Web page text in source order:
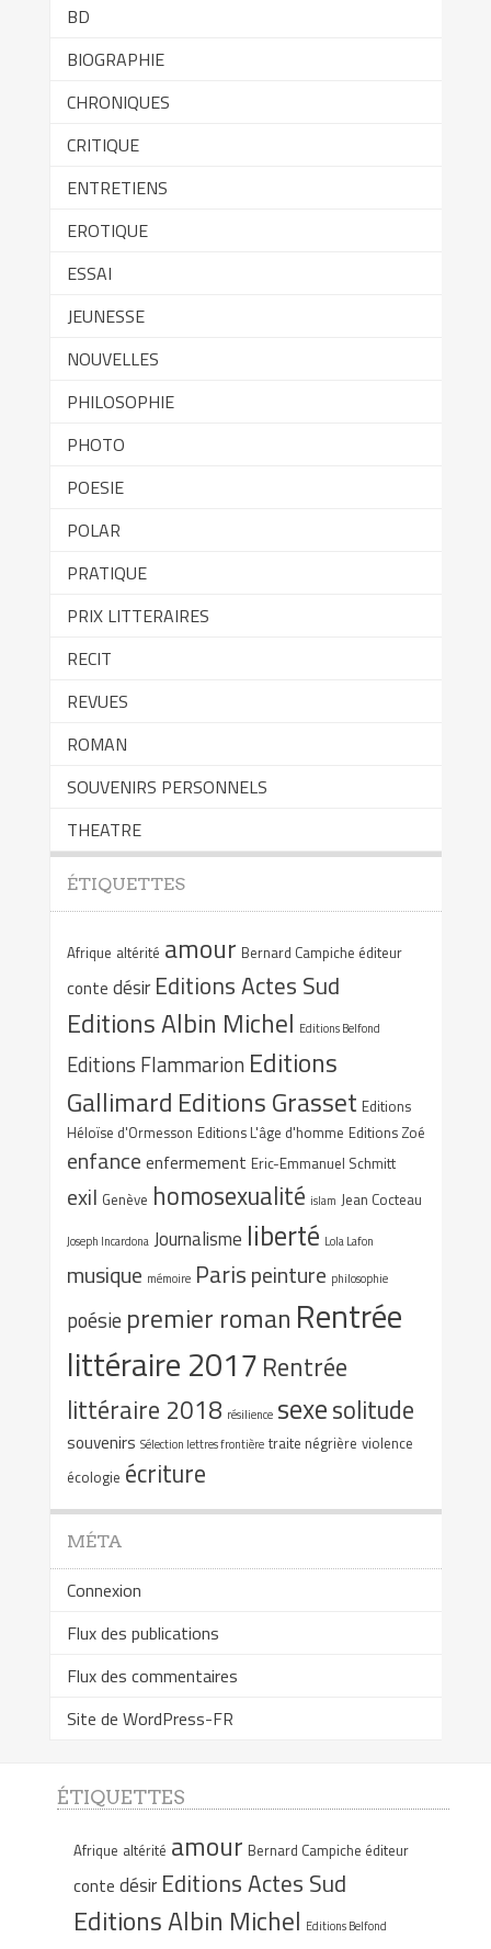
BD
BIOGRAPHIE
CHRONIQUES
CRITIQUE
ENTRETIENS
EROTIQUE
ESSAI
JEUNESSE
NOUVELLES
PHILOSOPHIE
PHOTO
POESIE
POLAR
PRATIQUE
PRIX LITTERAIRES
RECIT
REVUES
ROMAN
SOUVENIRS PERSONNELS
THEATRE
ÉTIQUETTES
Afrique altérité amour Bernard Campiche éditeur
conte désir Editions Actes Sud
Editions Albin Michel Editions Belfond
Editions Flammarion Editions
Gallimard Editions Grasset Editions
Héloïse d'Ormesson Editions L'âge d'homme Editions Zoé
enfance enfermement Eric-Emmanuel Schmitt
exil Genève homosexualité islam Jean Cocteau
Joseph Incardona Journalisme liberté Lola Lafon
musique mémoire Parispeinture philosophie
poésie premier roman Rentrée
littéraire 2017 Rentrée
littéraire 2018 résilience sexesolitude
souvenirs Sélection lettres frontière traite négrière violence
écologie écriture
MÉTA
Connexion
Flux des publications
Flux des commentaires
Site de WordPress-FR
ÉTIQUETTES
Afrique altérité amour Bernard Campiche éditeur
conte désir Editions Actes Sud
Editions Albin Michel Editions Belfond